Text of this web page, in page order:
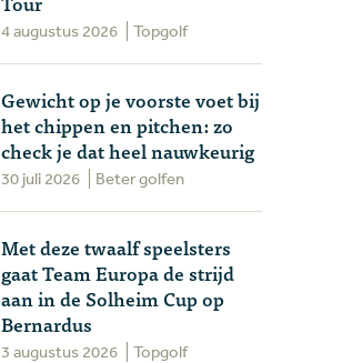
4 augustus 2026 Topgolf
Gewicht op je voorste voet bij
het chippen en pitchen: zo
check je dat heel nauwkeurig
30 juli 2026 Beter golfen
Met deze twaalf speelsters
gaat Team Europa de strijd
aan in de Solheim Cup op
Bernardus
3 augustus 2026 Topgolf